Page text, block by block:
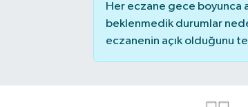
Her eczane gece boyunca
beklenmedik durumlar
eczanenin açık olduğunu